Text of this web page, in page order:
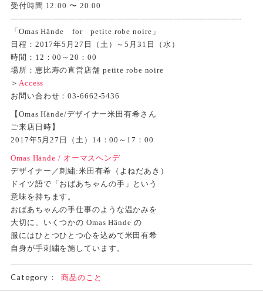
受付時間 12:00 〜 20:00
————————————————————————————-
「Omas Hände for petite robe noire」
日程：2017年5月27日（土）～5月31日（水）
時間：12：00～20：00
場所：恵比寿の直営店舗 petite robe noire
＞ Access
お問い合わせ：03-6662-5436
【Omas Hände/デザイナー米田有希さん
ご来店日時】
2017年5月27日（土）14：00～17：00
Omas Hände / オーマスヘンデ
デザイナー／刺繍:米田有希（よねだあき）
ドイツ語で「おばあちゃんの手」という
意味を持ちます。
おばあちゃんの手仕事のような温かみを
大切に、いくつかの Omas Hände の
服にはひとつひとつ心を込めて米田有希
自身が手刺繍を施しています。
Category： 商品のこと